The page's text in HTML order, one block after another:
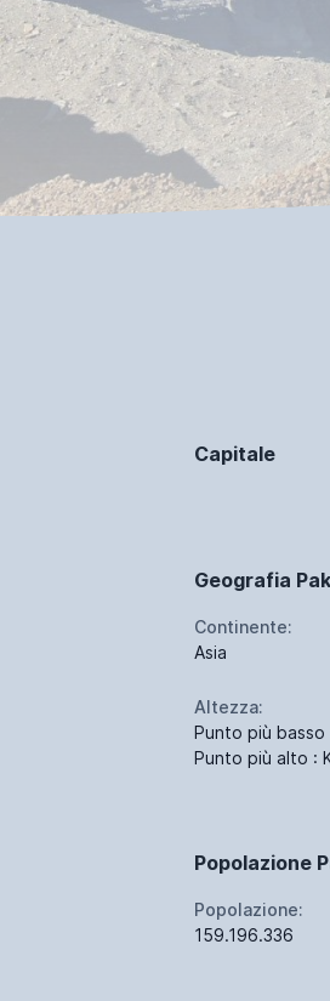
Capitale
Geografia
Continente:
Asia
Altezza:
Punto più basso
Punto più alto :
Popolazione
Popolazione:
159.196.336